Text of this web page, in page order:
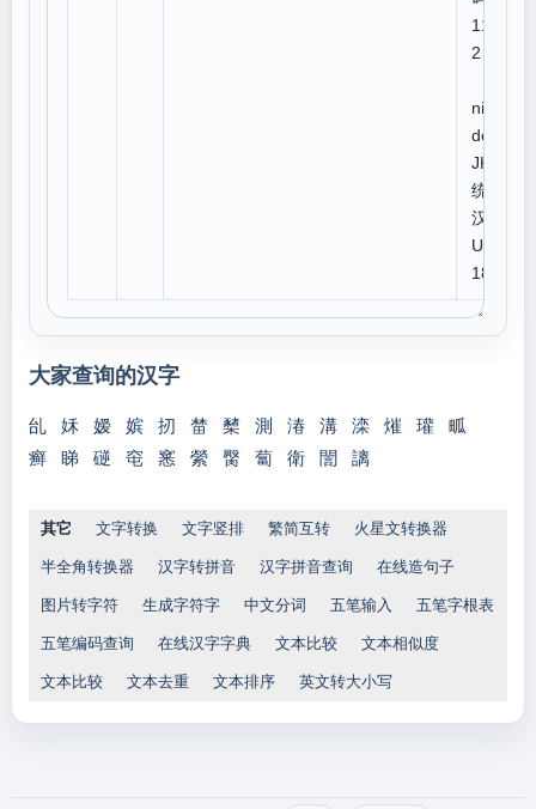
111
2
niCo
de:C
JK
统一
汉字
U 70
18
大家查询的汉字
乨 姀 嫒 嫔 扨 榃 櫫 測 湷 溝 滦 熣 瓘
畖
癣
睇 磀 窀 窸 縈 臋 蔔 衛 誾 謧
其它 文字转换 文字竖排 繁简互转 火星文转换器
半全角转换器 汉字转拼音 汉字拼音查询 在线造句子
图片转字符 生成字符字 中文分词 五笔输入 五笔字根表
五笔编码查询 在线汉字字典 文本比较 文本相似度
文本比较 文本去重 文本排序 英文转大小写